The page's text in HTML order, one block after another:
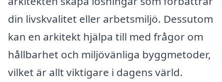
din livskvalitet eller arbetsmiljö. Dessutom
kan en arkitekt hjälpa till med frågor om
hållbarhet och miljövänliga byggmetoder,
vilket är allt viktigare i dagens värld.